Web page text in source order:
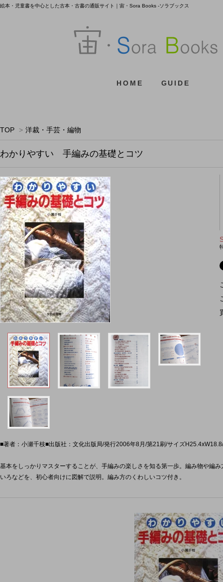
絵本・児童書を中心とした古本・古書の通販サイト｜宙・Sora Books -ソラブックス
HOME GUIDE
TOP > 洋裁・手芸・編物
わかりやすい 手編みの基礎とコツ
■著者：小瀬千枝■出版社：文化出版局/発行2006年8月/第21刷/サイズ
基本をしっかりマスターすることが、手編みの楽しさを知る第一歩。編み物や編
いろなどを、初心者向けに図解で説明。編み方のくわしいコツ付き。